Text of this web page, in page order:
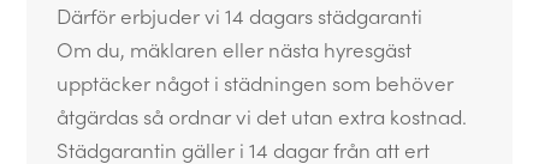
Därför erbjuder vi 14 dagars städgaranti
Om du, mäklaren eller nästa hyresgäst
upptäcker något i städningen som behöver
åtgärdas så ordnar vi det utan extra kostnad.
Städgarantin gäller i 14 dagar från att ert